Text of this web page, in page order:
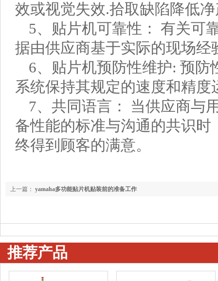
效或视觉失效.拾取缺陷降低
5、贴片机可靠性： 有关可
据由供应商基于实际的现场经
6、贴片机预防性维护: 预
系统保持其规定的速度和精度
7、共同语言： 当供应商与
备性能的标准与沟通的共识
终得到顾客的满意。
上一篇： yamaha多功能贴片机贴装前的准备工作
推荐产品